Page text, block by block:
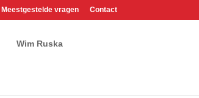
Meestgestelde vragen Contact
Wim Ruska